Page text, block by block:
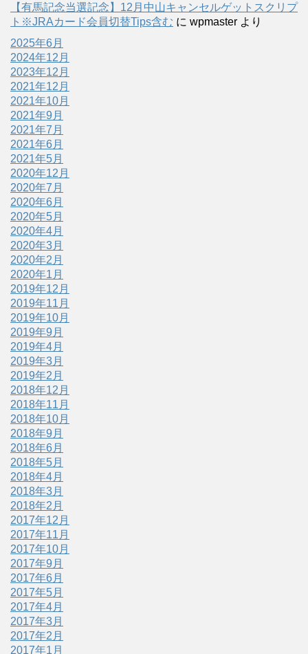
【有馬記念当選記念】12月中山キャンセルゲットスクリプ
ト※JRAカード会員切替Tips含む に wpmaster より
2025年6月
2024年12月
2023年12月
2021年12月
2021年10月
2021年9月
2021年7月
2021年6月
2021年5月
2020年12月
2020年7月
2020年6月
2020年5月
2020年4月
2020年3月
2020年2月
2020年1月
2019年12月
2019年11月
2019年10月
2019年9月
2019年4月
2019年3月
2019年2月
2018年12月
2018年11月
2018年10月
2018年9月
2018年6月
2018年5月
2018年4月
2018年3月
2018年2月
2017年12月
2017年11月
2017年10月
2017年9月
2017年6月
2017年5月
2017年4月
2017年3月
2017年2月
2017年1月